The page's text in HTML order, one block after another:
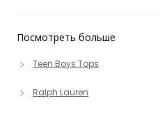
Посмотреть больше
Teen Boys Tops
Ralph Lauren